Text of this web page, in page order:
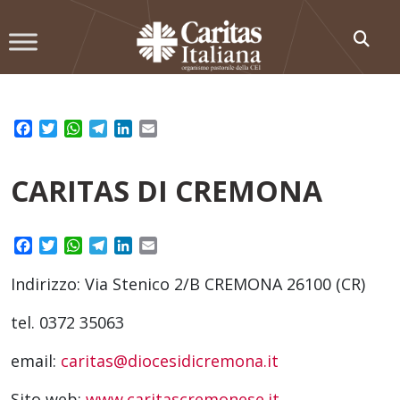
to
Facebook
TwitterWhatsApp
TelegramLinkedIn
CARITAS DI CREMONA
Facebook
TwitterWhatsApp
TelegramLinkedIn
Indirizzo: Via Stenico 2/B CREMONA 26100 (CR)
tel. 0372 35063
email: caritas@diocesidicremona.it